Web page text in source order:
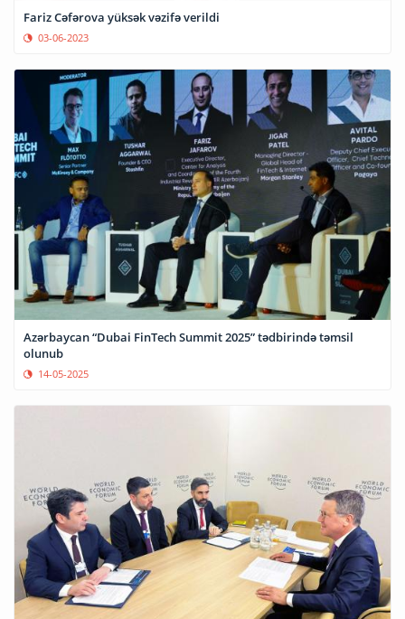
Fariz Cəfərova yüksək vəzifə verildi
03-06-2023
Azərbaycan “Dubai FinTech Summit 2025” tədbirində təmsil
olunub
14-05-2025